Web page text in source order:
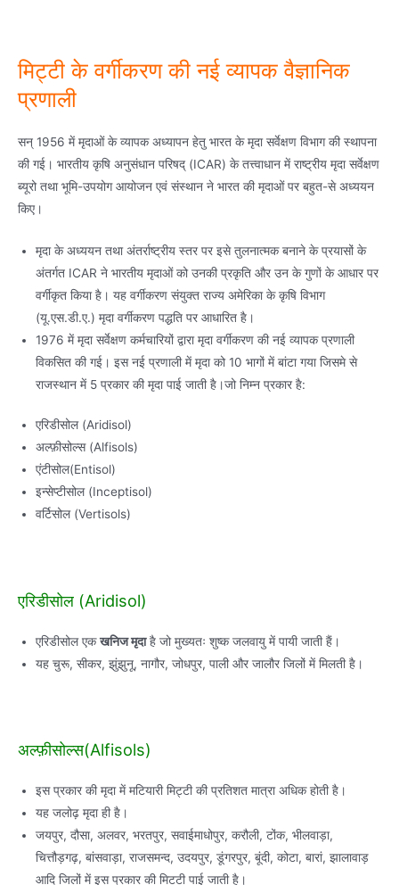
मिट्टी के वर्गीकरण की नई व्यापक वैज्ञानिक
प्रणाली
सन् 1956 में मृदाओं के व्यापक अध्यापन हेतु भारत के मृदा सर्वेक्षण विभाग की स्थापना
की गई। भारतीय कृषि अनुसंधान परिषद् (ICAR) के तत्त्वाधान में राष्ट्रीय मृदा सर्वेक्षण
ब्यूरो तथा भूमि-उपयोग आयोजन एवं संस्थान ने भारत की मृदाओं पर बहुत-से अध्ययन
किए।
मृदा के अध्ययन तथा अंतर्राष्ट्रीय स्तर पर इसे तुलनात्मक बनाने के प्रयासों के
अंतर्गत ICAR ने भारतीय मृदाओं को उनकी प्रकृति और उन के गुणों के आधार पर
वर्गीकृत किया है। यह वर्गीकरण संयुक्त राज्य अमेरिका के कृषि विभाग
(यू.एस.डी.ए.) मृदा वर्गीकरण पद्धति पर आधारित है।
1976 में मृदा सर्वेक्षण कर्मचारियों द्वारा मृदा वर्गीकरण की नई व्यापक प्रणाली
विकसित की गई। इस नई प्रणाली में मृदा को 10 भागों में बांटा गया जिसमे से
राजस्थान में 5 प्रकार की मृदा पाई जाती है।जो निम्न प्रकार है:
एरिडीसोल (Aridisol)
अल्फ़ीसोल्स (Alfisols)
एंटीसोल(Entisol)
इन्सेप्टीसोल (Inceptisol)
वर्टिसोल (Vertisols)
एरिडीसोल (Aridisol)
एरिडीसोल एकखनिज मृदाहै जो मुख्यतः शुष्क जलवायु में पायी जाती हैं।
यह चुरू, सीकर, झुंझुनू, नागौर, जोधपुर, पाली और जालौर जिलों में मिलती है।
अल्फ़ीसोल्स(Alfisols)
इस प्रकार की मृदा में मटियारी मिट्टी की प्रतिशत मात्रा अधिक होती है।
यह जलोढ़ मृदा ही है।
जयपुर, दौसा, अलवर, भरतपुर, सवाईमाधोपुर, करौली, टोंक, भीलवाड़ा,
चित्तौड़गढ़, बांसवाड़ा, राजसमन्द, उदयपुर, डूंगरपुर, बूंदी, कोटा, बारां, झालावाड़
आदि जिलों में इस प्रकार की मिटटी पाई जाती है।